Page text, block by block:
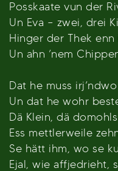
Posskaate vun der
Un Eva – zwei, drei
Hinger der Thek enn
Un ahn ’nem
Dat he muss
Un dat he wohr
Dä Klein, dä
Ess mettlerweile
Se hätt ihm, wo se
Ejal, wie affjedrieht,